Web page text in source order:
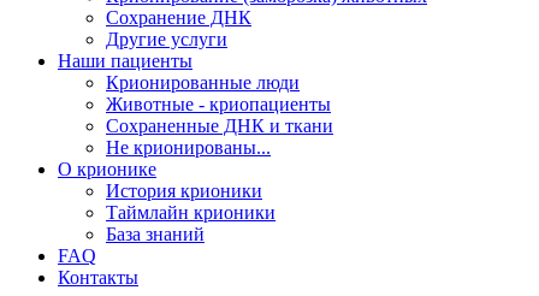
Сохранение ДНК
Другие услуги
Наши пациенты
Крионированные люди
Животные - криопациенты
Сохраненные ДНК и ткани
Не крионированы...
О крионике
История крионики
Таймлайн крионики
База знаний
FAQ
Контакты